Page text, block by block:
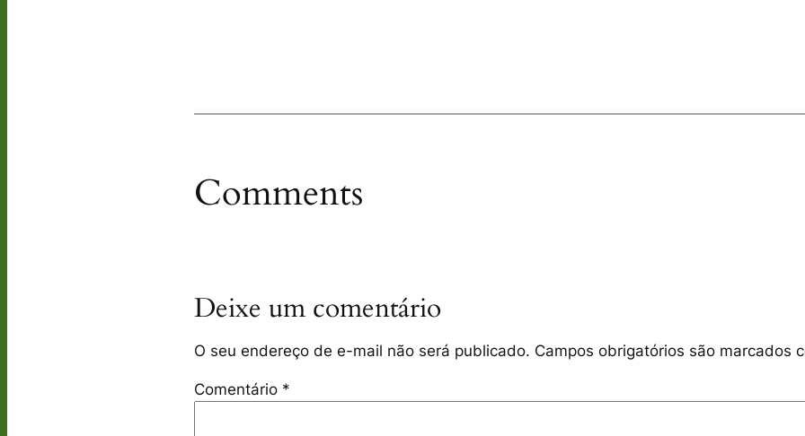
Comments
Deixe um comentário
O seu endereço de e-mail não será publicado. Campos obrigatórios são marcados
Comentário *